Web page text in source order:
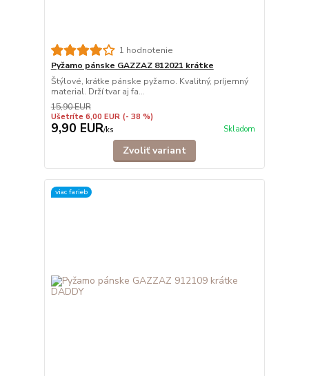
1 hodnotenie
Pyžamo pánske GAZZAZ 812021 krátke
Štýlové, krátke pánske pyžamo. Kvalitný, príjemný
material. Drží tvar aj fa...
15,90 EUR
Ušetríte 6,00 EUR (- 38 %)
9,90 EUR/ks Skladom
Zvoliť variant
viac farieb